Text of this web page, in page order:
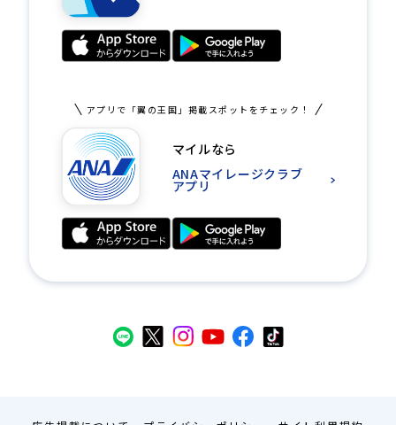
アプリで「翼の王国」掲載スポットをチェック！
マイルなら
ANAマイレージクラブ
アプリ